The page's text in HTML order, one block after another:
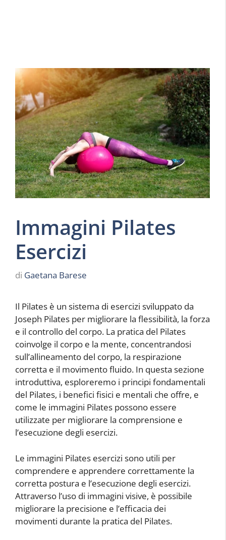
Immagini Pilates
Esercizi
di Gaetana Barese
Il Pilates è un sistema di esercizi sviluppato da
Joseph Pilates per migliorare la flessibilità, la forza
e il controllo del corpo. La pratica del Pilates
coinvolge il corpo e la mente, concentrandosi
sull’allineamento del corpo, la respirazione
corretta e il movimento fluido. In questa sezione
introduttiva, esploreremo i principi fondamentali
del Pilates, i benefici fisici e mentali che offre, e
come le immagini Pilates possono essere
utilizzate per migliorare la comprensione e
l’esecuzione degli esercizi.
Le immagini Pilates esercizi sono utili per
comprendere e apprendere correttamente la
corretta postura e l’esecuzione degli esercizi.
Attraverso l’uso di immagini visive, è possibile
migliorare la precisione e l’efficacia dei
movimenti durante la pratica del Pilates.